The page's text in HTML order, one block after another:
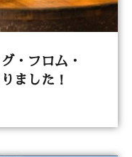
・フロム・
ました！